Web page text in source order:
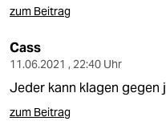
zum Beitrag
Cass
11.06.2021 , 22:40 Uhr
Jeder kann klagen gegen
zum Beitrag